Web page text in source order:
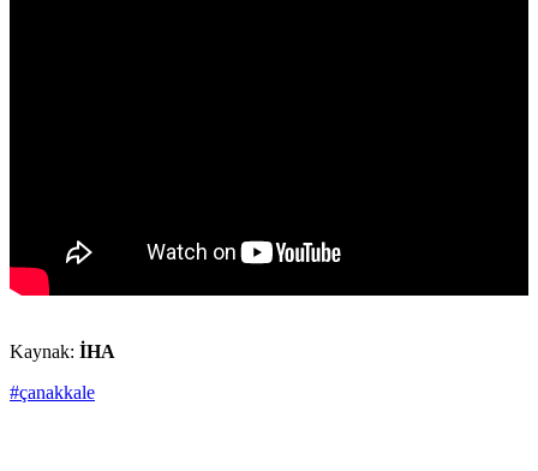
Kaynak: İHA
#çanakkale